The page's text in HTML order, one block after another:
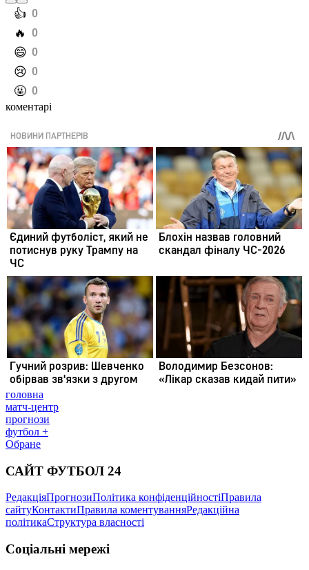
️👍 0
️🔥 0
️😄 0
️😢 0
️🤬 0
коментарі
головна
матч-центр
прогнози
футбол +
Обране
САЙТ ФУТБОЛ 24
РедакціяПрогнозиПолітика конфіденційностіПравила
сайтуКонтактиПравила коментуванняРедакційна
політикаСтруктура власності
Соціальні мережі